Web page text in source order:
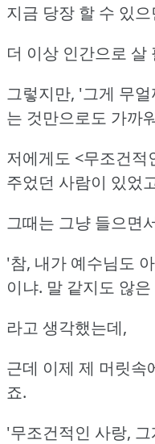
지금 당장 할 수 있
더 이상 인간으로 살
그렇지만, '그게 무
는 것만으로도 가까
저에게도 <무조건적
주었던 사람이 있었
그때는 그냥 들으면
'참, 내가 예수님도
이냐. 말 같지도 않
라고 생각했는데,
근데 이제 제 머릿속
죠.
'무조건적인 사랑,